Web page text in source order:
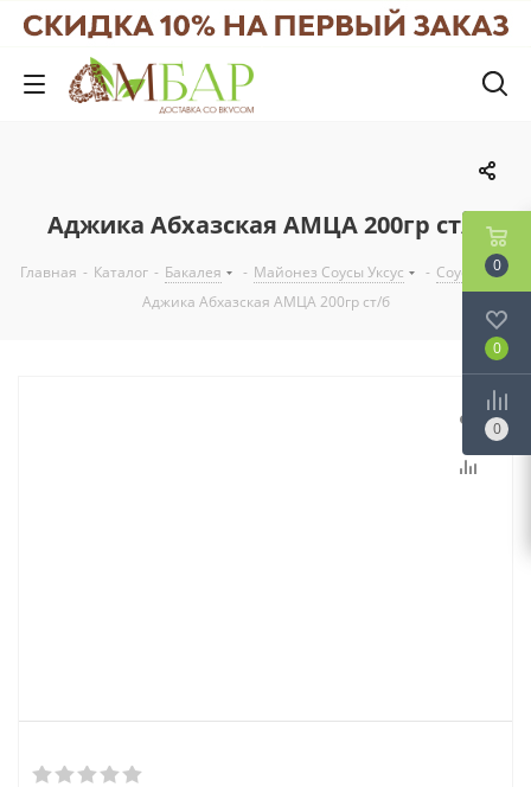
Аджика Абхазская АМЦА 200гр ст/б
Главная - Каталог - Бакалея - Майонез Соусы Уксус - Соусы
-
Аджика Абхазская АМЦА 200гр ст/б
0
0
0